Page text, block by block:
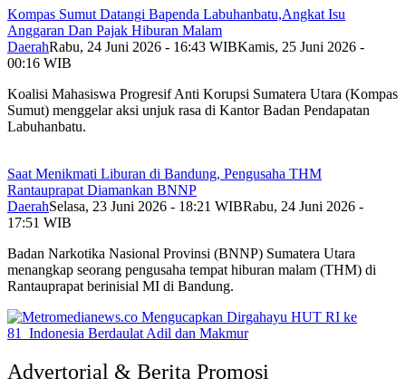
Kompas Sumut Datangi Bapenda Labuhanbatu,Angkat Isu
Anggaran Dan Pajak Hiburan Malam
DaerahRabu, 24 Juni 2026 - 16:43 WIBKamis, 25 Juni 2026 -
00:16 WIB
Koalisi Mahasiswa Progresif Anti Korupsi Sumatera Utara (Kompas
Sumut) menggelar aksi unjuk rasa di Kantor Badan Pendapatan
Labuhanbatu.
Saat Menikmati Liburan di Bandung, Pengusaha THM
Rantauprapat Diamankan BNNP
DaerahSelasa, 23 Juni 2026 - 18:21 WIBRabu, 24 Juni 2026 -
17:51 WIB
Badan Narkotika Nasional Provinsi (BNNP) Sumatera Utara
menangkap seorang pengusaha tempat hiburan malam (THM) di
Rantauprapat berinisial MI di Bandung.
Advertorial & Berita Promosi